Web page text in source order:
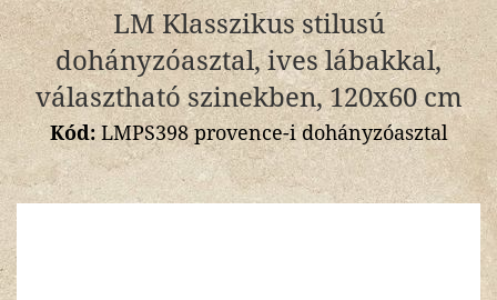
LM Klasszikus stilusú
dohányzóasztal, ives lábakkal,
választható szinekben, 120x60 cm
Kód:LMPS398 provence-i dohányzóasztal